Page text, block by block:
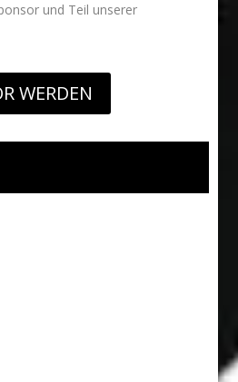
und Teil unserer
WERDEN